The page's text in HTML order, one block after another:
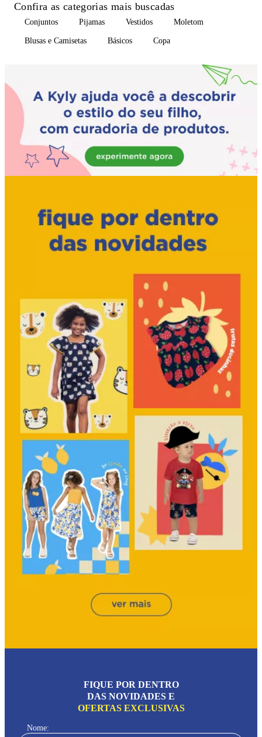
Confira as categorias mais buscadas
Conjuntos Pijamas Vestidos Moletom
Blusas e Camisetas Básicos Copa
FIQUE POR DENTRO
DAS NOVIDADES E
OFERTAS EXCLUSIVAS
Nome: